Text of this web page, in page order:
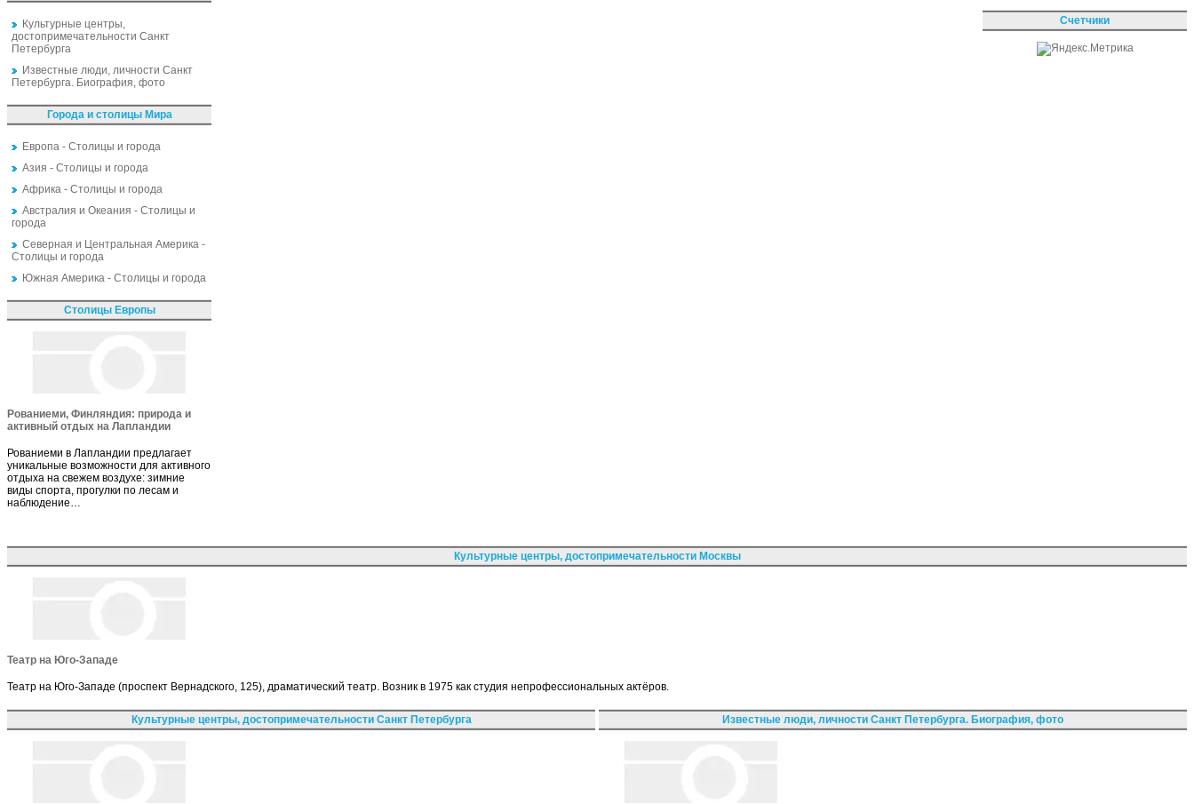
Культурные центры,
достопримечательности Санкт
Петербурга
Известные люди, личности Санкт
Петербурга. Биография, фото
Города и столицы Мира
Европа - Столицы и города
Азия - Столицы и города
Африка - Столицы и города
Австралия и Океания - Столицы и
города
Северная и Центральная Америка -
Столицы и города
Южная Америка - Столицы и города
Столицы Европы
Рованиеми, Финляндия: природа и
активный отдых на Лапландии
Рованиеми в Лапландии предлагает
уникальные возможности для активного
отдыха на свежем воздухе: зимние
виды спорта, прогулки по лесам и
наблюдение…
Счетчики
Культурные центры, достопримечательности Москвы
Театр на Юго-Западе
Театр на Юго-Западе (проспект Вернадского, 125), драматический театр. Возник в 1975 как студия непрофессиональных актёров.
Культурные центры, достопримечательности Санкт Петербурга Известные люди, личности Санкт Петербурга. Биография, фото